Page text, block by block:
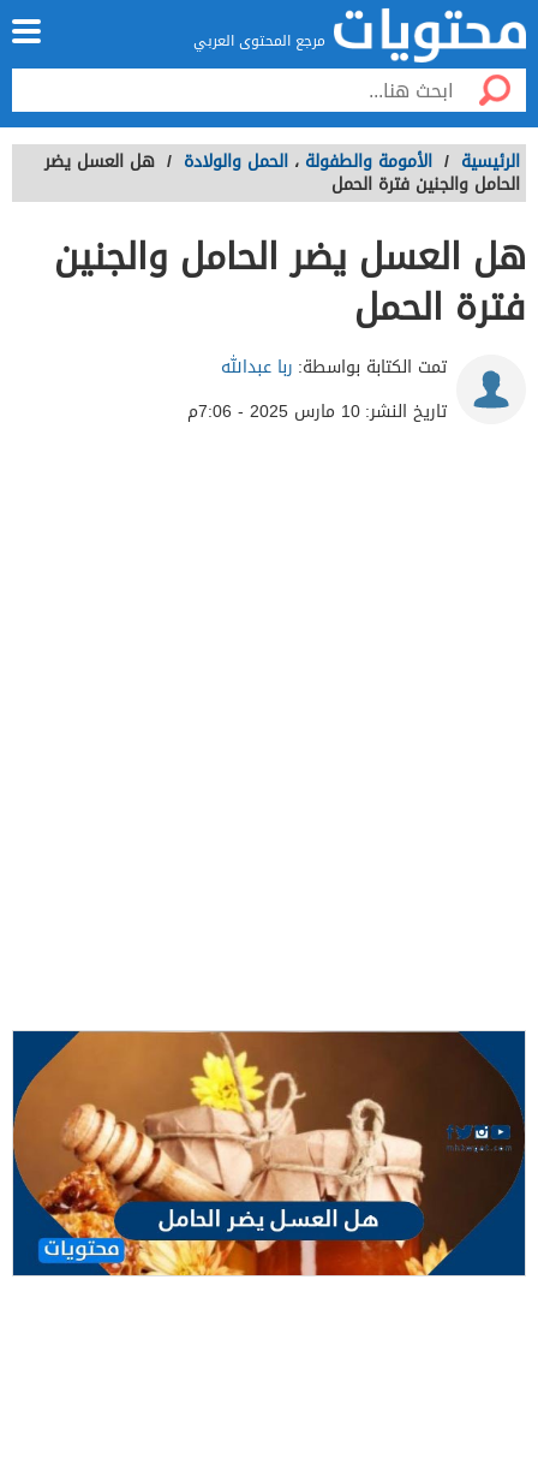
مرجع المحتوى العربي
الرئيسية / الأمومة والطفولة ، الحمل والولادة / هل العسل يضر
الحامل والجنين فترة الحمل
هل العسل يضر الحامل والجنين
فترة الحمل
تمت الكتابة بواسطة: ربا عبدالله
تاريخ النشر:10 مارس 2025 - 7:06م